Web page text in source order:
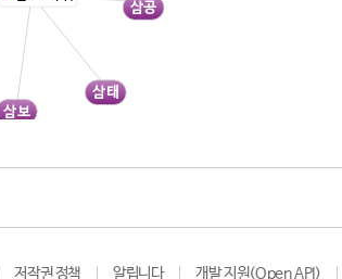
삼공
삼보
삼태
저작권 정책 알립니다 개발 지원(Open API)